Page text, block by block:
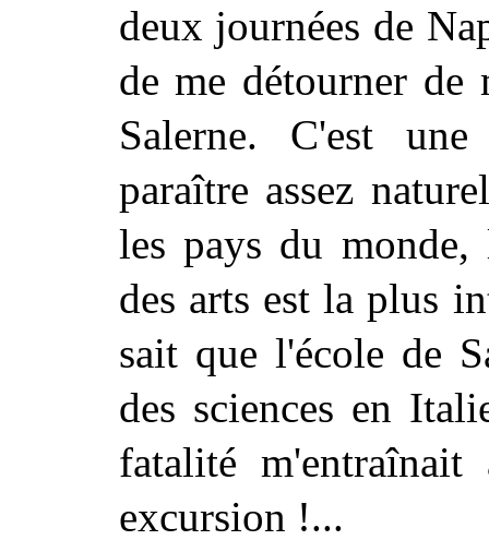
deux journées de
de me détourner de
Salerne. C'est
paraître assez
les pays du monde,
des arts est la plus
sait que l'école de
des sciences en
fatalité m'entraînait
excursion !...